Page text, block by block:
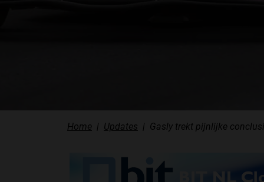
Home Updates Gasly trekt pijnlijke